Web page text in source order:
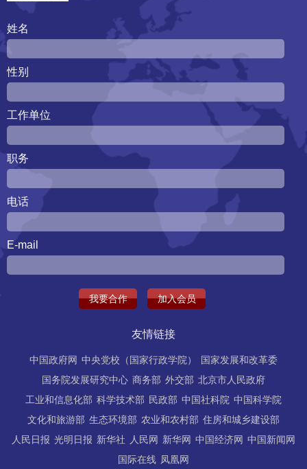
姓名
性别
工作单位
职务
电话
E-mail
我要合作 加入会员
友情链接
中国政府网 中央党校（国家行政学院）
国家发展和改革委
国务院发展研究中心 商务部 外交部 北京市人民政府
工业和信息化部 科学技术部 民政部 中国社科院 中国科学院
文化和旅游部 生态环境部 农业和农村部 住房和城乡建设部
人民日报 光明日报 新华社 人民网 新华网 中国经济网 中国新闻网
国际在线 凤凰网